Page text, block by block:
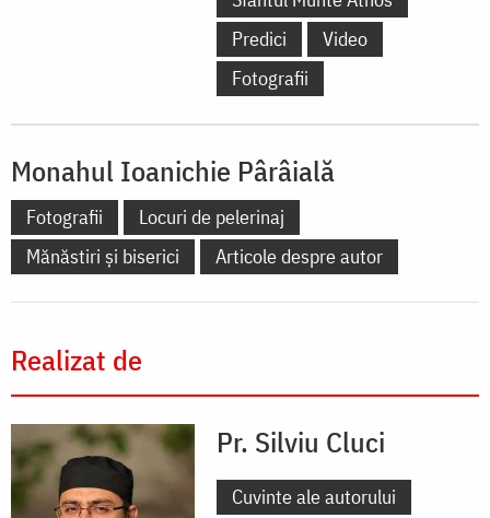
Predici
Video
Fotografii
Monahul Ioanichie Pârâială
Fotografii
Locuri de pelerinaj
Mănăstiri și biserici
Articole despre autor
Realizat de
Pr. Silviu Cluci
Cuvinte ale autorului